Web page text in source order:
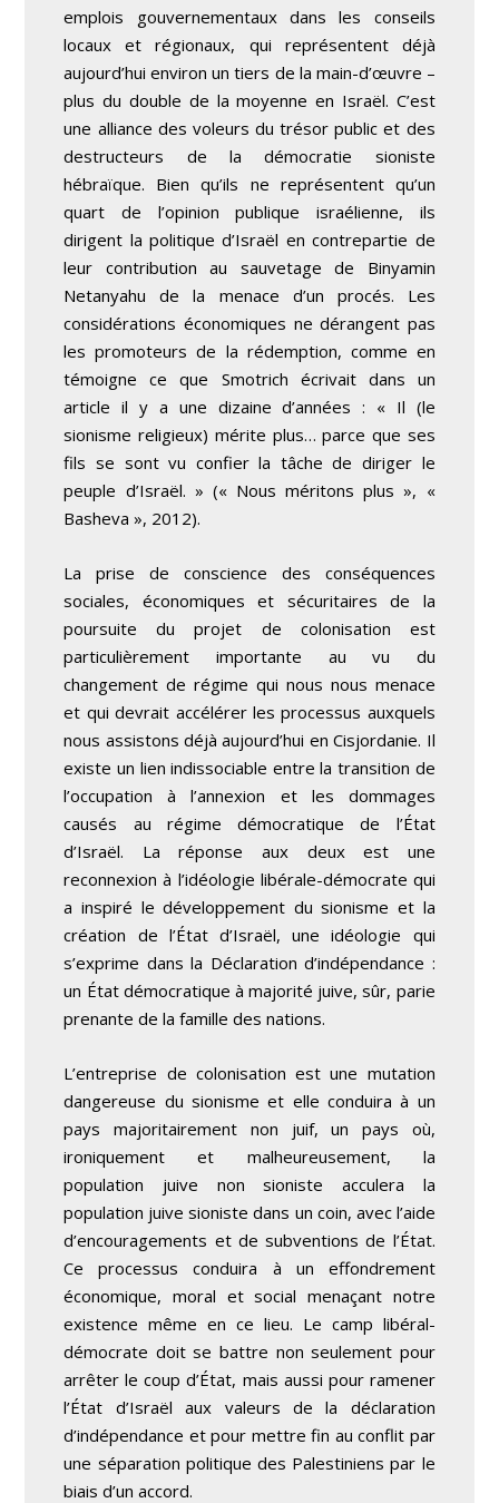
emplois gouvernementaux dans les conseils
locaux et régionaux, qui représentent déjà
aujourd’hui environ un tiers de la main-d’œuvre –
plus du double de la moyenne en Israël. C’est
une alliance des voleurs du trésor public et des
destructeurs de la démocratie sioniste
hébraïque. Bien qu’ils ne représentent qu’un
quart de l’opinion publique israélienne, ils
dirigent la politique d’Israël en contrepartie de
leur contribution au sauvetage de Binyamin
Netanyahu de la menace d’un procés. Les
considérations économiques ne dérangent pas
les promoteurs de la rédemption, comme en
témoigne ce que Smotrich écrivait dans un
article il y a une dizaine d’années : « Il (le
sionisme religieux) mérite plus… parce que ses
fils se sont vu confier la tâche de diriger le
peuple d’Israël. » (« Nous méritons plus », «
Basheva », 2012).
La prise de conscience des conséquences
sociales, économiques et sécuritaires de la
poursuite du projet de colonisation est
particulièrement importante au vu du
changement de régime qui nous nous menace
et qui devrait accélérer les processus auxquels
nous assistons déjà aujourd’hui en Cisjordanie. Il
existe un lien indissociable entre la transition de
l’occupation à l’annexion et les dommages
causés au régime démocratique de l’État
d’Israël. La réponse aux deux est une
reconnexion à l’idéologie libérale-démocrate qui
a inspiré le développement du sionisme et la
création de l’État d’Israël, une idéologie qui
s’exprime dans la Déclaration d’indépendance :
un État démocratique à majorité juive, sûr, parie
prenante de la famille des nations.
L’entreprise de colonisation est une mutation
dangereuse du sionisme et elle conduira à un
pays majoritairement non juif, un pays où,
ironiquement et malheureusement, la
population juive non sioniste acculera la
population juive sioniste dans un coin, avec l’aide
d’encouragements et de subventions de l’État.
Ce processus conduira à un effondrement
économique, moral et social menaçant notre
existence même en ce lieu. Le camp libéral-
démocrate doit se battre non seulement pour
arrêter le coup d’État, mais aussi pour ramener
l’État d’Israël aux valeurs de la déclaration
d’indépendance et pour mettre fin au conflit par
une séparation politique des Palestiniens par le
biais d’un accord.